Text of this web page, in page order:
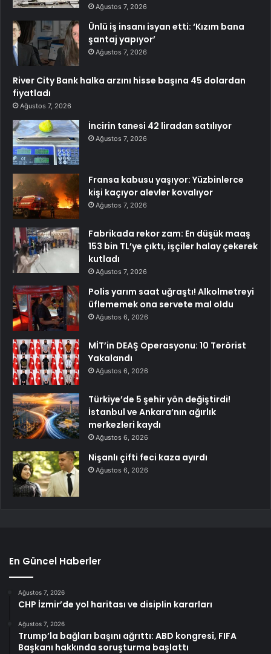
Ağustos 7, 2026
Ünlü iş insanı isyan etti: ‘Kızım bana
şantaj yapıyor’
Ağustos 7, 2026
River City Bank halka arzını hisse başına 45 dolardan
fiyatladı
Ağustos 7, 2026
İncirin tanesi 42 liradan satılıyor
Ağustos 7, 2026
Fransa kabusu yaşıyor: Yüzbinlerce
kişi kaçıyor alevler kovalıyor
Ağustos 7, 2026
Fabrikada rekor zam: En düşük maaş
153 bin TL’ye çıktı, işçiler halay çekerek
kutladı
Ağustos 7, 2026
Polis yarım saat uğraştı! Alkolmetreyi
üflememek ona servete mal oldu
Ağustos 6, 2026
MİT’in DEAŞ Operasyonu: 10 Terörist
Yakalandı
Ağustos 6, 2026
Türkiye’de 5 şehir yön değiştirdi!
İstanbul ve Ankara’nın ağırlık
merkezleri kaydı
Ağustos 6, 2026
Nişanlı çifti feci kaza ayırdı
Ağustos 6, 2026
En Güncel Haberler
Ağustos 7, 2026
CHP İzmir’de yol haritası ve disiplin kararları
Ağustos 7, 2026
Trump’la bağları başını ağrıttı: ABD kongresi, FIFA
Başkanı hakkında soruşturma başlattı